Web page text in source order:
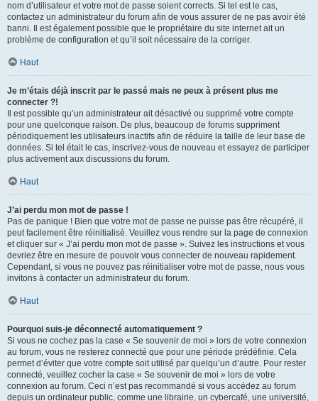
nom d’utilisateur et votre mot de passe soient corrects. Si tel est le cas,
contactez un administrateur du forum afin de vous assurer de ne pas avoir été
banni. Il est également possible que le propriétaire du site internet ait un
problème de configuration et qu’il soit nécessaire de la corriger.
Haut
Je m’étais déjà inscrit par le passé mais ne peux à présent plus me
connecter ?!
Il est possible qu’un administrateur ait désactivé ou supprimé votre compte
pour une quelconque raison. De plus, beaucoup de forums suppriment
périodiquement les utilisateurs inactifs afin de réduire la taille de leur base de
données. Si tel était le cas, inscrivez-vous de nouveau et essayez de participer
plus activement aux discussions du forum.
Haut
J’ai perdu mon mot de passe !
Pas de panique ! Bien que votre mot de passe ne puisse pas être récupéré, il
peut facilement être réinitialisé. Veuillez vous rendre sur la page de connexion
et cliquer sur « J’ai perdu mon mot de passe ». Suivez les instructions et vous
devriez être en mesure de pouvoir vous connecter de nouveau rapidement.
Cependant, si vous ne pouvez pas réinitialiser votre mot de passe, nous vous
invitons à contacter un administrateur du forum.
Haut
Pourquoi suis-je déconnecté automatiquement ?
Si vous ne cochez pas la case « Se souvenir de moi » lors de votre connexion
au forum, vous ne resterez connecté que pour une période prédéfinie. Cela
permet d’éviter que votre compte soit utilisé par quelqu’un d’autre. Pour rester
connecté, veuillez cocher la case « Se souvenir de moi » lors de votre
connexion au forum. Ceci n’est pas recommandé si vous accédez au forum
depuis un ordinateur public, comme une librairie, un cybercafé, une université,